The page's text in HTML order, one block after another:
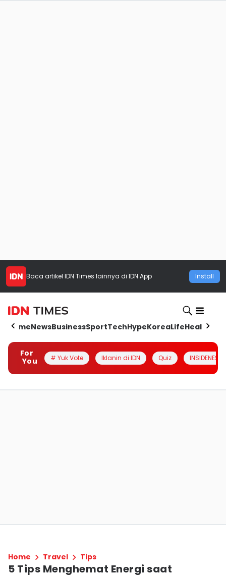
Baca artikel IDN Times lainnya di IDN App Install
HomeNewsBusinessSportTechHypeKoreaLifeHealth
For
You
# Yuk Vote Iklanin di IDN Quiz INSIDENESIA
Home Travel Tips
5 Tips Menghemat Energi saat